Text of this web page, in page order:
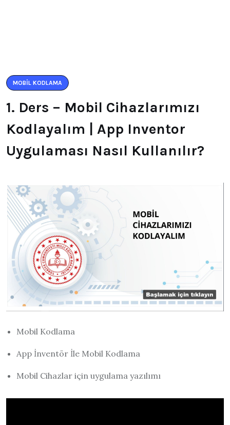
MOBIL KODLAMA
1. Ders – Mobil Cihazlarımızı
Kodlayalım | App Inventor
Uygulaması Nasıl Kullanılır?
Mobil Kodlama
App İnventör İle Mobil Kodlama
Mobil Cihazlar için uygulama yazılımı